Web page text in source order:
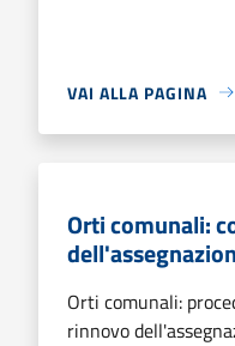
VAI ALLA PAGINA
Orti comunali:
Orti comunali:
rinnovo